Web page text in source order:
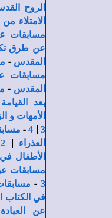
الروح
الامتلاء
مسابقات
عن طرق
المقدس -
مسابقات
المقدس -
بعد القيامة
الأمهات و
3
|
4
-
العذراء
|
2
الأطفال
مسابقات عن
3
-
في الكتاب
عن